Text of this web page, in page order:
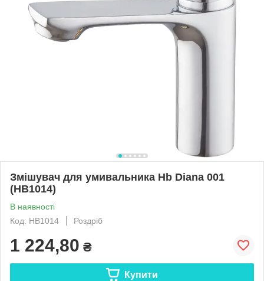
Змішувач для умивальника Hb Diana 001
(HB1014)
В наявності
Код: HB1014
Роздріб
1 224,80 ₴
Купити